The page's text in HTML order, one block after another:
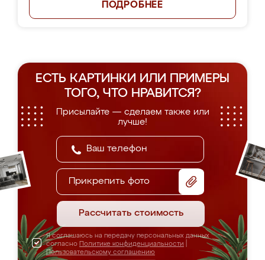
ПОДРОБНЕЕ
ЕСТЬ КАРТИНКИ ИЛИ ПРИМЕРЫ
ТОГО, ЧТО НРАВИТСЯ?
Присылайте — сделаем также или
лучше!
Прикрепить фото
Рассчитать стоимость
Я соглашаюсь на передачу персональных данных
согласно Политике конфиденциальности
Пользовательскому соглашению